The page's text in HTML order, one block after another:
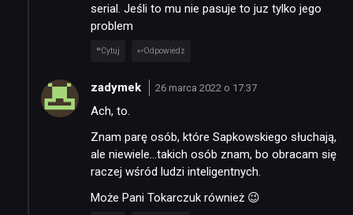
serial. Jeśli to mu nie pasuje to juz tylko jego
problem
Cytuj Odpowiedz
zadymek 26 marca 2022 o 17:37
Ach, to.
Znam parę osób, które Sapkowskiego słuchają,
ale niewiele…takich osób znam, bo obracam się
raczej wśród ludzi inteligentnych.
Może Pani Tokarczuk również 😉